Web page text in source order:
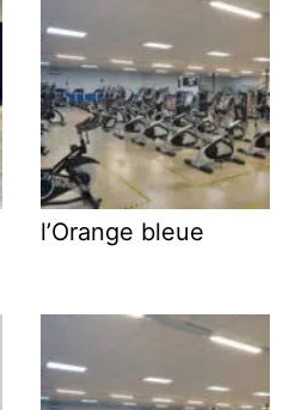
l’Orange bleue